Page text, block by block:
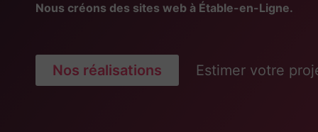
Nous créons des sites web à Étable-en-Ligne.
Nos réalisations Estimer votre